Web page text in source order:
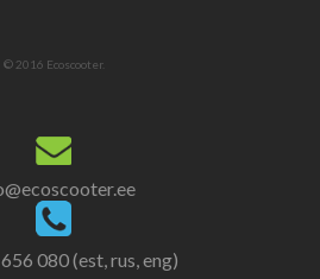
© 2016 Ecoscooter.
080 (est, rus, eng)